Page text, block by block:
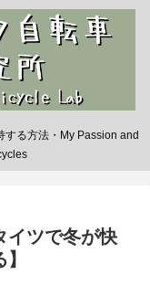
する方法・My Passion and
イツで冬が快